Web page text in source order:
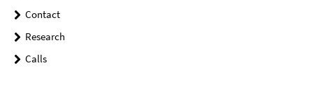
Contact
Research
Calls